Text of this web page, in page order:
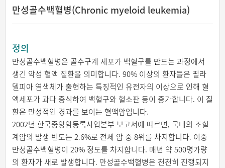
만성골수백혈병(Chronic myeloid leukemia)
정의
만성골수백혈병은 골수구계 세포가 백혈구를 만드는 과정에서
생긴 악성 혈액 질환을 의미합니다. 90% 이상의 환자들은 필라
델피아 염색체가 출현하는 특징적인 유전자의 이상으로 인해 혈
액세포가 과다 증식하여 백혈구와 혈소판 등이 증가합니다. 이 질
환은 만성적인 경과를 보이는 혈액암입니다.
2002년 한국중앙암등록사업본부 보고서에 따르면, 국내의 조혈
계암의 발생 빈도는 2.6%로 전체 암 중 8위를 차지합니다. 이중
만성골수백혈병이 20% 정도를 차지합니다. 매년 약 500명가량
의 환자가 새로 발생합니다. 만성골수백혈병은 천천히 진행되지